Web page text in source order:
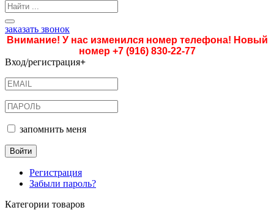
заказать звонок
Внимание! У нас изменился номер телефона! Новый
номер +7 (916) 830-22-77
Вход/регистрация+
запомнить меня
Регистрация
Забыли пароль?
Категории товаров